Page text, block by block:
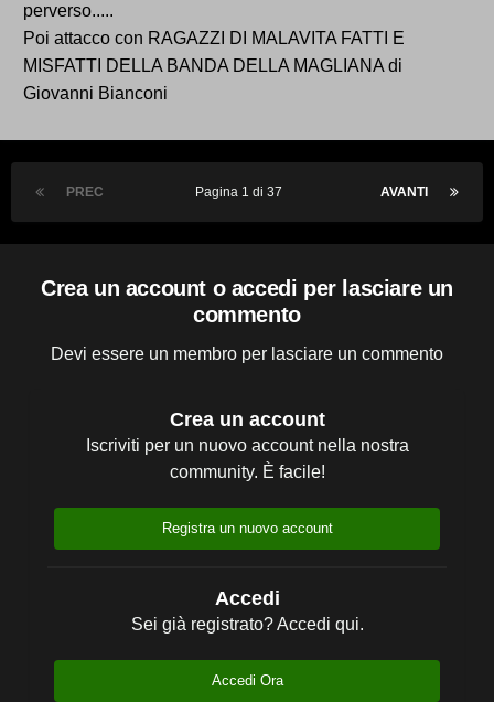
perverso.....
Poi attacco con RAGAZZI DI MALAVITA FATTI E
MISFATTI DELLA BANDA DELLA MAGLIANA di
Giovanni Bianconi
PREC AVANTI
Pagina 1 di 37
Crea un account o accedi per lasciare un
commento
Devi essere un membro per lasciare un commento
Crea un account
Iscriviti per un nuovo account nella nostra
community. È facile!
Registra un nuovo account
Accedi
Sei già registrato? Accedi qui.
Accedi Ora